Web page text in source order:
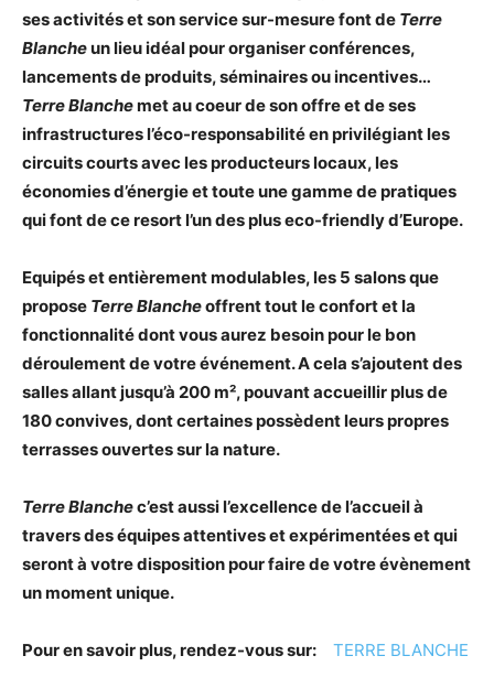
ses activités et son service sur-mesure font de Terre
Blancheun lieu idéal pour organiser conférences,
lancements de produits, séminaires ou incentives…
Terre Blanchemet au coeur de son offre et de ses
infrastructures l’éco-responsabilité en privilégiant les
circuits courts avec les producteurs locaux, les
économies d’énergie et toute une gamme de pratiques
qui font de ce resort l’un des plus eco-friendly d’Europe.
Equipés et entièrement modulables, les 5 salons que
propose Terre Blancheoffrent tout le confort et la
fonctionnalité dont vous aurez besoin pour le bon
déroulement de votre événement. A cela s’ajoutent des
salles allant jusqu’à 200 m², pouvant accueillir plus de
180 convives, dont certaines possèdent leurs propres
terrasses ouvertes sur la nature.
Terre Blanchec’est aussi l’excellence de l’accueil à
travers des équipes attentives et expérimentées et qui
seront à votre disposition pour faire de votre évènement
un moment unique.
Pour en savoir plus, rendez-vous sur: TERRE BLANCHE